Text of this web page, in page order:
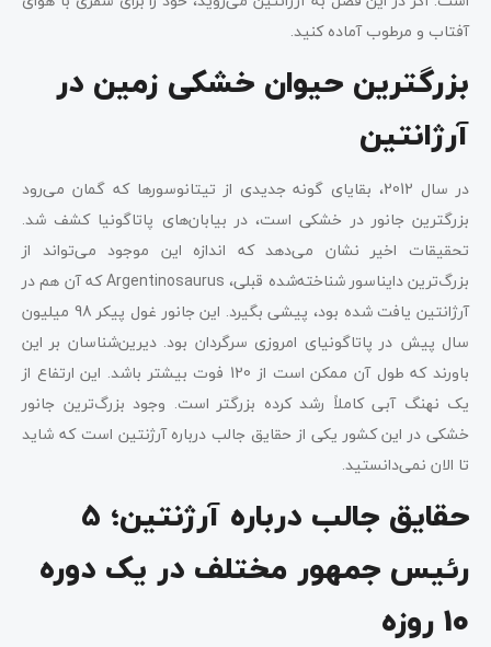
آفتاب و مرطوب آماده کنید.
بزرگترین حیوان خشکی زمین در
آرژانتین
در سال 2012، بقایای گونه جدیدی از تیتانوسورها که گمان می‌رود
بزرگترین جانور در خشکی است، در بیابان‌های پاتاگونیا کشف شد.
تحقیقات اخیر نشان می‌دهد که اندازه این موجود می‌تواند از
بزرگ‌ترین دایناسور شناخته‌شده قبلی، Argentinosaurus که آن هم در
آرژانتین یافت شده بود، پیشی بگیرد. این جانور غول پیکر 98 میلیون
سال پیش در پاتاگونیای امروزی سرگردان بود. دیرین‌شناسان بر این
باورند که طول آن ممکن است از 120 فوت بیشتر باشد. این ارتفاع از
یک نهنگ آبی کاملاً رشد کرده بزرگتر است. وجود بزرگ‌ترین جانور
خشکی در این کشور یکی از حقایق جالب درباره آرژنتین است که شاید
تا الان نمی‌دانستید.
حقایق جالب درباره آرژنتین؛ 5
رئیس جمهور مختلف در یک دوره
10 روزه